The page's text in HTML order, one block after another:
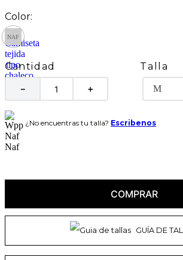
Cantidad
＋
－
Talla
M
¿No encuentras tu talla? Escribenos
COMPRAR
GUÍA DE